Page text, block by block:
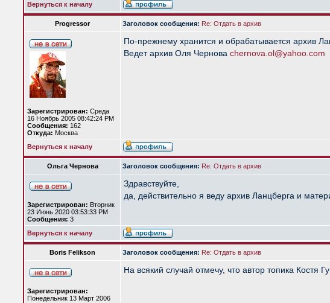
Вернуться к началу
Progressor Заголовок сообщения: Re: Отдать в архив
Зарегистрирован: Среда
16 Ноябрь 2005 08:42:24 PM
Сообщения: 162
Откуда: Москва
По-прежнему хранится и обрабатывается архив
Ведет архив Оля Чернова chernova.ol@yahoo.com
Вернуться к началу
Ольга Чернова Заголовок сообщения: Re: Отдать в архив
Зарегистрирован: Вторник
23 Июнь 2020 03:53:33 PM
Сообщения: 3
Здравствуйте,
да, действительно я веду архив Ланцберга и
Вернуться к началу
Boris Felikson Заголовок сообщения: Re: Отдать в архив
Зарегистрирован:
Понедельник 13 Март 2006
На всякий случай отмечу, что автор топика Костя